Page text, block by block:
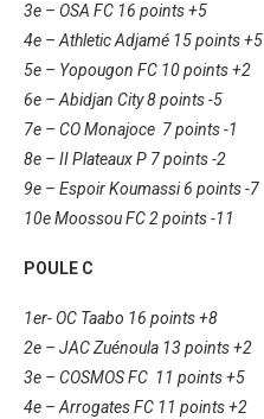
3e – OSA FC 16 points +5
4e – Athletic Adjamé 15 points +5
5e – Yopougon FC 10 points +2
6e – Abidjan City 8 points -5
7e – CO Monajoce 7 points -1
8e – II Plateaux P 7 points -2
9e – Espoir Koumassi 6 points -7
10e Moossou FC 2 points -11
POULE C
1er- OC Taabo 16 points +8
2e – JAC Zuénoula 13 points +2
3e – COSMOS FC 11 points +5
4e – Arrogates FC 11 points +2